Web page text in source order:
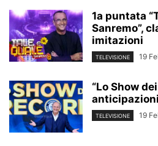
1a puntata
Sanremo”,
imitazioni
TELEVISIONE 19
“Lo Show
TELEVISIONE 19